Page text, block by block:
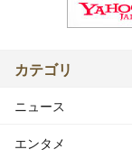
カテゴリ
ニュース
エンタメ